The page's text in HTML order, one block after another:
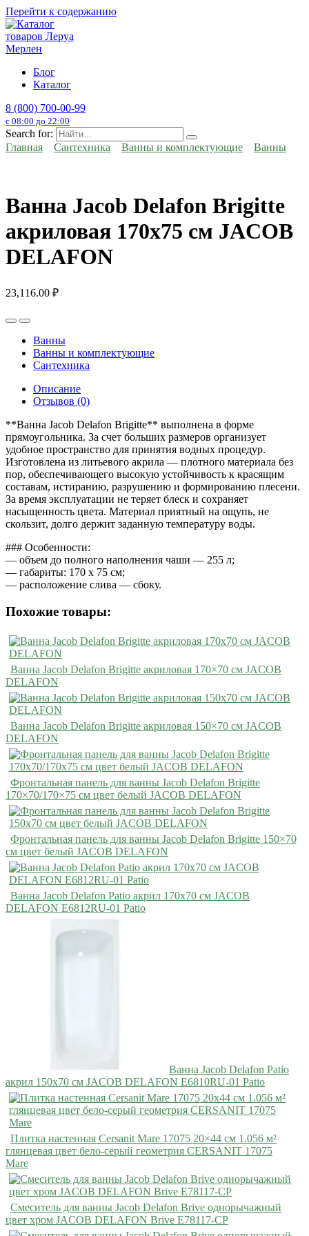
Перейти к содержанию
Блог
Каталог
8 (800) 700-00-99
с 08:00 до 22:00
Search for:
Главная
Сантехника Ванны и комплектующие Ванны
Ванна Jacob Delafon Brigitte
акриловая 170x75 см JACOB
DELAFON
23,116.00 ₽
Ванны
Ванны и комплектующие
Сантехника
Описание
Отзывов (0)
**Ванна Jacob Delafon Brigitte** выполнена в форме
прямоугольника. За счет больших размеров организует
удобное пространство для принятия водных процедур.
Изготовлена из литьевого акрила — плотного материала без
пор, обеспечивающего высокую устойчивость к красящим
составам, истиранию, разрушению и формированию плесени.
За время эксплуатации не теряет блеск и сохраняет
насыщенность цвета. Материал приятный на ощупь, не
скользит, долго держит заданную температуру воды.
### Особенности:
— объем до полного наполнения чаши — 255 л;
— габариты: 170 x 75 см;
— расположение слива — сбоку.
Похожие товары:
Ванна Jacob Delafon Brigitte акриловая 170×70 см JACOB
DELAFON
Ванна Jacob Delafon Brigitte акриловая 150×70 см JACOB
DELAFON
Фронтальная панель для ванны Jacob Delafon Brigitte
170×70/170×75 см цвет белый JACOB DELAFON
Фронтальная панель для ванны Jacob Delafon Brigitte 150×70
см цвет белый JACOB DELAFON
Ванна Jacob Delafon Patio акрил 170х70 см JACOB
DELAFON E6812RU-01 Patio
Ванна Jacob Delafon Patio
акрил 150х70 см JACOB DELAFON E6810RU-01 Patio
Плитка настенная Cersanit Mare 17075 20×44 см 1.056 м²
глянцевая цвет бело-серый геометрия CERSANIT 17075
Mare
Смеситель для ванны Jacob Delafon Brive однорычажный
цвет хром JACOB DELAFON Brive E78117-CP